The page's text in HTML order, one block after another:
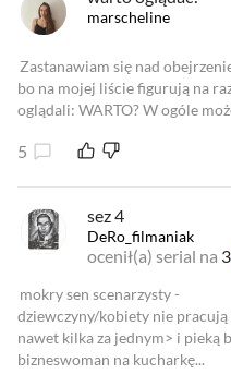
marscheline
Zastanawiam się nad
bo na mojej liście figurują na
oglądali: WARTO? W ogóle
5
sez 4
DeRo_filmaniak
ocenił(a) serial na 3
mokry sen scenarzysty -
dziewczyny/kobiety nie
nawet kilka za jednym> i pieką
bizneswoman na kucharkę...